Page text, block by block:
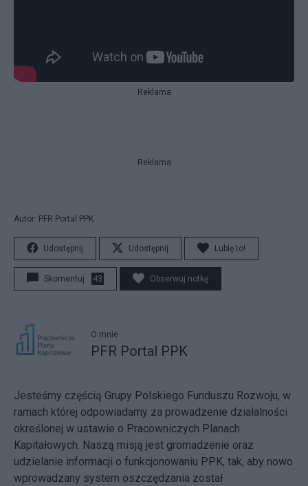
Reklama
Reklama
Autor: PFR Portal PPK
Udostępnij Udostępnij Lubię to!
Skomentuj 43 Obserwuj notkę
O mnie
PFR Portal PPK
Jesteśmy częścią Grupy Polskiego Funduszu Rozwoju, w
ramach której odpowiadamy za prowadzenie działalności
określonej w ustawie o Pracowniczych Planach
Kapitałowych. Naszą misją jest gromadzenie oraz
udzielanie informacji o funkcjonowaniu PPK, tak, aby nowo
wprowadzany system oszczędzania został